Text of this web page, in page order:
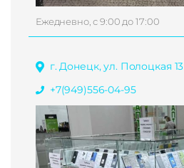
Ежедневно, с 9:00 до 17:00
г. Донецк, ул. Полоцкая 13
+7(949)556-04-95